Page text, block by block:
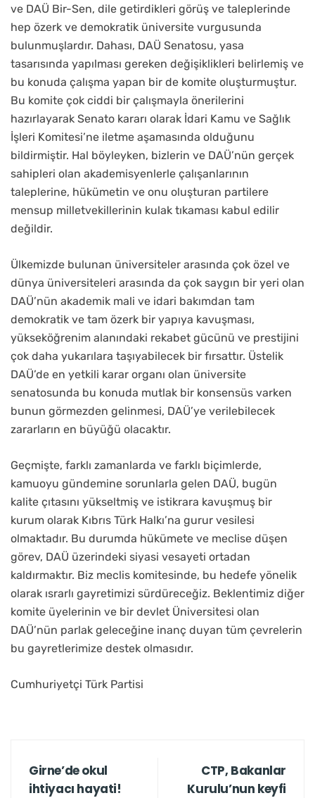
ve DAÜ Bir-Sen, dile getirdikleri görüş ve taleplerinde
hep özerk ve demokratik üniversite vurgusunda
bulunmuşlardır. Dahası, DAÜ Senatosu, yasa
tasarısında yapılması gereken değişiklikleri belirlemiş ve
bu konuda çalışma yapan bir de komite oluşturmuştur.
Bu komite çok ciddi bir çalışmayla önerilerini
hazırlayarak Senato kararı olarak İdari Kamu ve Sağlık
İşleri Komitesi’ne iletme aşamasında olduğunu
bildirmiştir. Hal böyleyken, bizlerin ve DAÜ’nün gerçek
sahipleri olan akademisyenlerle çalışanlarının
taleplerine, hükümetin ve onu oluşturan partilere
mensup milletvekillerinin kulak tıkaması kabul edilir
değildir.
Ülkemizde bulunan üniversiteler arasında çok özel ve
dünya üniversiteleri arasında da çok saygın bir yeri olan
DAÜ’nün akademik mali ve idari bakımdan tam
demokratik ve tam özerk bir yapıya kavuşması,
yükseköğrenim alanındaki rekabet gücünü ve prestijini
çok daha yukarılara taşıyabilecek bir fırsattır. Üstelik
DAÜ’de en yetkili karar organı olan üniversite
senatosunda bu konuda mutlak bir konsensüs varken
bunun görmezden gelinmesi, DAÜ’ye verilebilecek
zararların en büyüğü olacaktır.
Geçmişte, farklı zamanlarda ve farklı biçimlerde,
kamuoyu gündemine sorunlarla gelen DAÜ, bugün
kalite çıtasını yükseltmiş ve istikrara kavuşmuş bir
kurum olarak Kıbrıs Türk Halkı’na gurur vesilesi
olmaktadır. Bu durumda hükümete ve meclise düşen
görev, DAÜ üzerindeki siyasi vesayeti ortadan
kaldırmaktır. Biz meclis komitesinde, bu hedefe yönelik
olarak ısrarlı gayretimizi sürdüreceğiz. Beklentimiz diğer
komite üyelerinin ve bir devlet Üniversitesi olan
DAÜ’nün parlak geleceğine inanç duyan tüm çevrelerin
bu gayretlerimize destek olmasıdır.
Cumhuriyetçi Türk Partisi
Girne’de okul
ihtiyacı hayati!
CTP, Bakanlar
Kurulu’nun keyfi